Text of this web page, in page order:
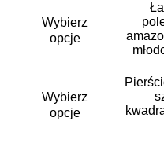
stronie
Wybierz
opcje
produkt
Opcje
wybrać
Wybierz
opcje